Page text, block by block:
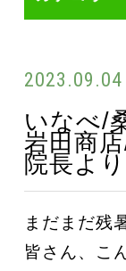
2023.09.04
いなべ/
岩田商
院長よ
まだまだ残
皆さん、こ